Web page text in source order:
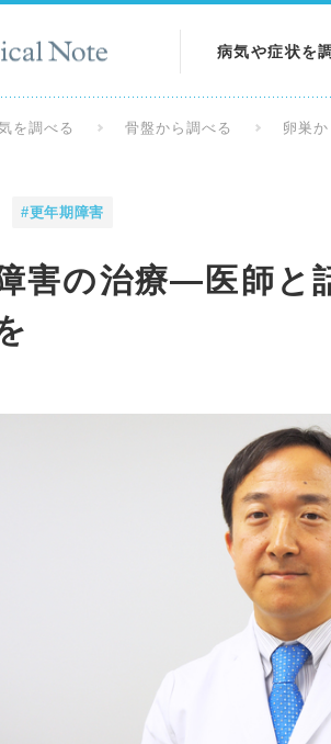
病気や症状を
を調べる 骨盤から調べる 卵巣
#更年期障害
害の治療―医師と